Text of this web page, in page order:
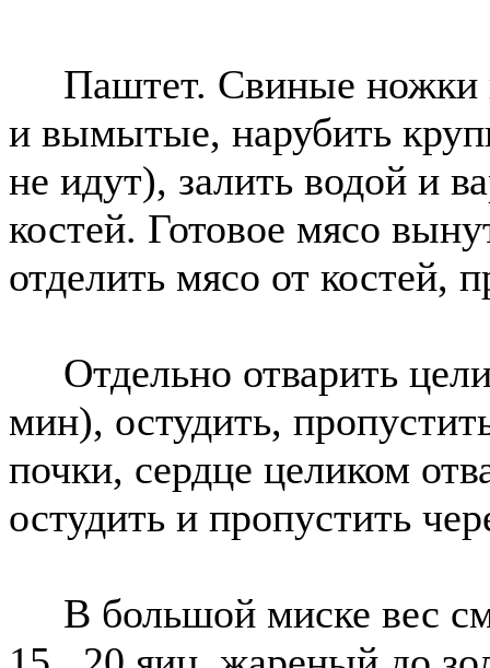
Паштет. Свиные ножки
и вымытые, нарубить
не идут), залить водой и
костей. Готовое мясо
отделить мясо от костей,
Отдельно отварить
мин), остудить,
почки, сердце целиком
остудить и пропустить
В большой миске вес